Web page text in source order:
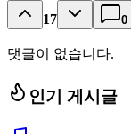
17 0
댓글이 없습니다.
인기 게시글